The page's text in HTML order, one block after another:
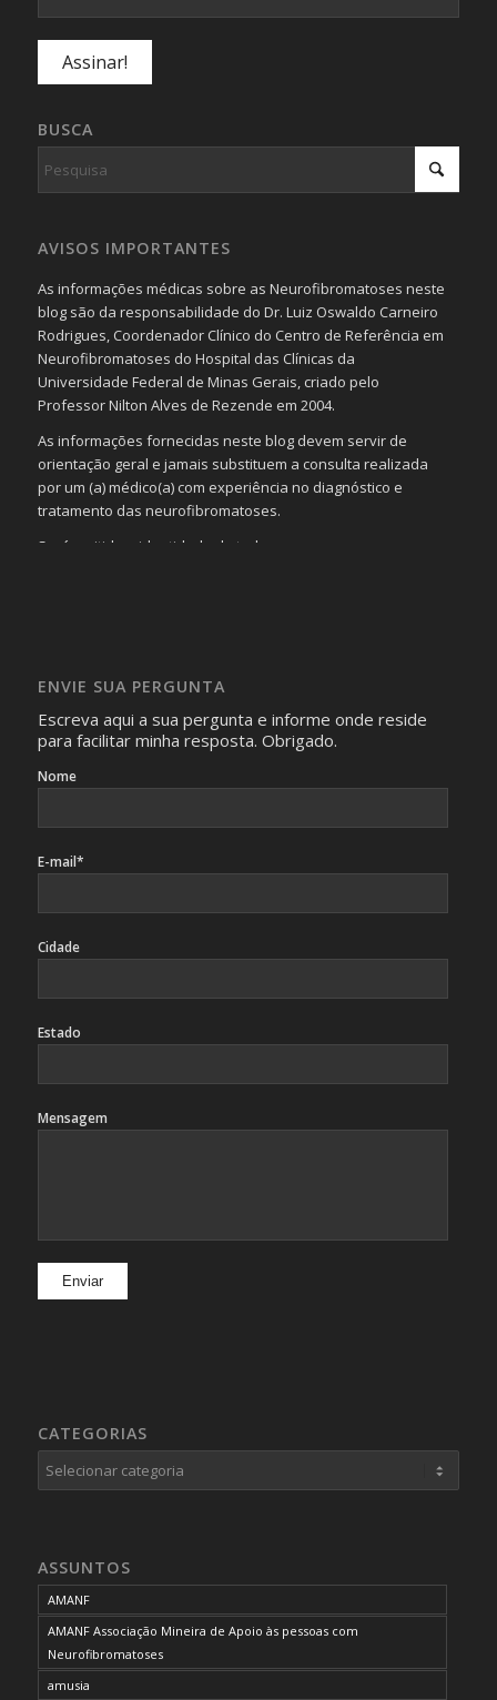
BUSCA
AVISOS IMPORTANTES
As informações médicas sobre as Neurofibromatoses neste
blog são da responsabilidade do Dr. Luiz Oswaldo Carneiro
Rodrigues, Coordenador Clínico do Centro de Referência em
Neurofibromatoses do Hospital das Clínicas da
Universidade Federal de Minas Gerais, criado pelo
Professor Nilton Alves de Rezende em 2004.
As informações fornecidas neste blog devem servir de
orientação geral e jamais substituem a consulta realizada
por um (a) médico(a) com experiência no diagnóstico e
tratamento das neurofibromatoses.
Será omitida a identidade de todas as pessoas que
identificação da pessoa fotografada.
ENVIE SUA PERGUNTA
Escreva aqui a sua pergunta e informe onde reside
para facilitar minha resposta. Obrigado.
Nome
E-mail*
Cidade
Estado
Mensagem
CATEGORIAS
Categorias
ASSUNTOS
AMANF
AMANF Associação Mineira de Apoio às pessoas com
Neurofibromatoses
amusia